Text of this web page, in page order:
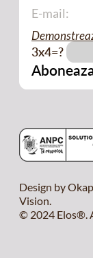
3x4=?
Design by
Vision.
© 2024 Elos®.